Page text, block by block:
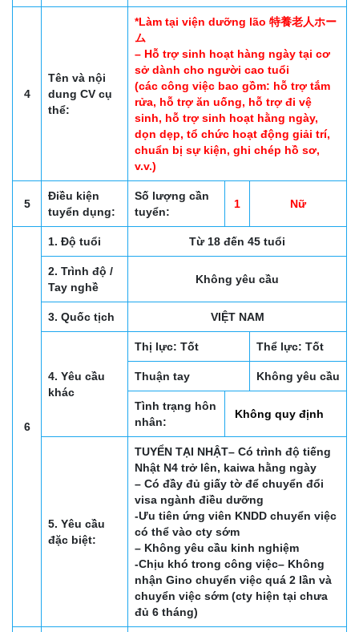
4
Tên và nội
dung CV cụ
thể:
*Làm tại viện dưỡng lão 特養老人ホー
ム
– Hỗ trợ sinh hoạt hàng ngày tại cơ
sở dành cho người cao tuổi
(các công việc bao gồm: hỗ trợ tắm
rửa, hỗ trợ ăn uống, hỗ trợ đi vệ
sinh, hỗ trợ sinh hoạt hằng ngày,
dọn dẹp, tổ chức hoạt động giải trí,
chuẩn bị sự kiện, ghi chép hồ sơ,
v.v.)
5
Điều kiện
tuyển dụng:
Số lượng cần
tuyển:
1 Nữ
6
1. Độ tuổi Từ 18 đến 45 tuổi
2. Trình độ /
Tay nghề
Không yêu cầu
3. Quốc tịch VIỆT NAM
4. Yêu cầu
khác
Thị lực: Tốt Thể lực: Tốt
Thuận tay Không yêu cầu
Tình trạng hôn
nhân:
Không quy định
5. Yêu cầu
đặc biệt:
TUYỂN TẠI NHẬT– Có trình độ tiếng
Nhật N4 trở lên, kaiwa hằng ngày
– Có đầy đủ giấy tờ để chuyển đổi
visa ngành điều dưỡng
-Ưu tiên ứng viên KNDD chuyển việc
có thể vào cty sớm
– Không yêu cầu kinh nghiệm
-Chịu khó trong công việc– Không
nhận Gino chuyển việc quá 2 lần và
chuyển việc sớm (cty hiện tại chưa
đủ 6 tháng)